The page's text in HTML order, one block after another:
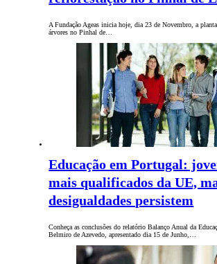
A Fundação Ageas inicia hoje, dia 23 de Novembro, a
árvores no Pinhal de…
Educação em Portugal:
mais qualificados da UE,
desigualdades persistem
Conheça as conclusões do relatório Balanço Anual da
Belmiro de Azevedo, apresentado dia 15 de Junho,…